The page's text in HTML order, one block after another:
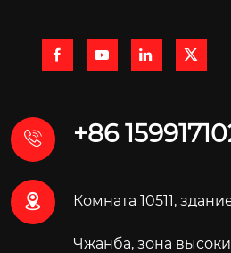
   
 +86
 Комната 10511,
Чжанба, зона